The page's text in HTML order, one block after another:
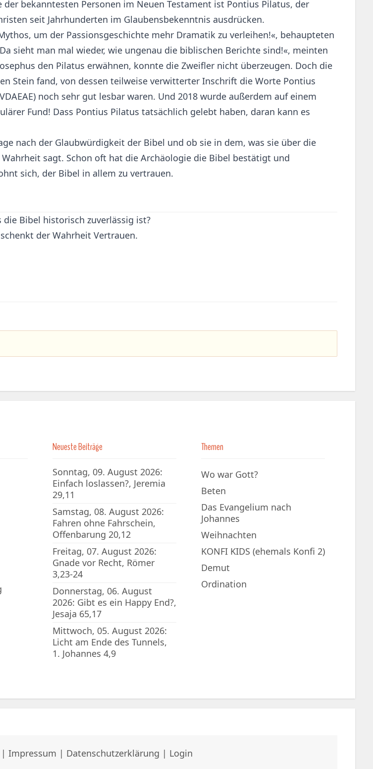
bekanntesten Personen im Neuen Testament ist Pontius Pilatus, der
seit Jahrhunderten im Glaubensbekenntnis ausdrücken.
um der Passionsgeschichte mehr Dramatik zu verleihen!«, behaupteten
sieht man mal wieder, wie ungenau die biblischen Berichte sind!«, meinten
den Pilatus erwähnen, konnte die Zweifler nicht überzeugen. Doch die
Stein fand, von dessen teilweise verwitterter Inschrift die Worte Pontius
noch sehr gut lesbar waren. Und 2018 wurde außerdem auf einem
Fund! Dass Pontius Pilatus tatsächlich gelebt haben, daran kann es
nach der Glaubwürdigkeit der Bibel und ob sie in dem, was sie über die
sagt. Schon oft hat die Archäologie die Bibel bestätigt und
sich, der Bibel in allem zu vertrauen.
Bibel historisch zuverlässig ist?
der Wahrheit Vertrauen.
Neueste Beiträge
Sonntag, 09. August 2026:
Einfach loslassen?, Jeremia
29,11
Samstag, 08. August 2026:
Fahren ohne Fahrschein,
Offenbarung 20,12
Freitag, 07. August 2026:
Gnade vor Recht, Römer
3,23-24
Donnerstag, 06. August
2026: Gibt es ein Happy End?,
Jesaja 65,17
Mittwoch, 05. August 2026:
Licht am Ende des Tunnels,
1. Johannes 4,9
Themen
Wo war Gott?
Beten
Das Evangelium nach
Johannes
Weihnachten
KONFI KIDS (ehemals Konfi 2)
Demut
Ordination
Impressum | Datenschutzerklärung | Login